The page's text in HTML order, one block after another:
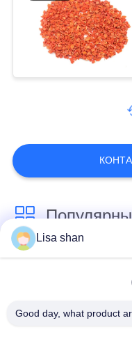
Листы
ручки
фасоли
Сухие мякиши
Lisa shan
Good day, what product